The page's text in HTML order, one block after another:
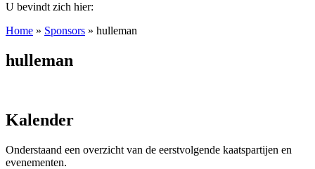
U bevindt zich hier:
Home » Sponsors » hulleman
hulleman
Kalender
Onderstaand een overzicht van de eerstvolgende kaatspartijen en
evenementen.